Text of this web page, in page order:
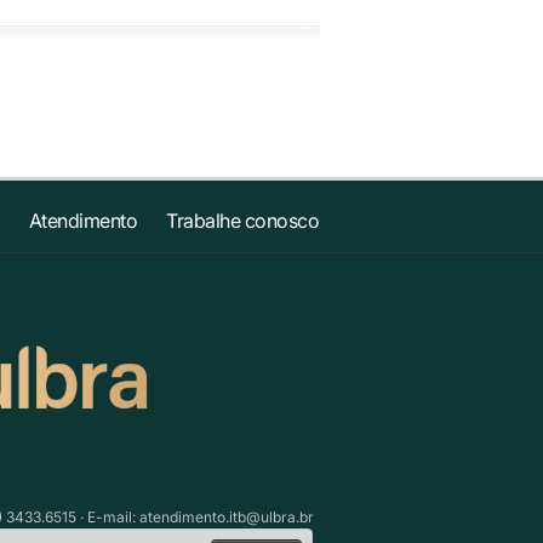
Atendimento Trabalhe conosco
· E-mail: atendimento.itb@ulbra.br